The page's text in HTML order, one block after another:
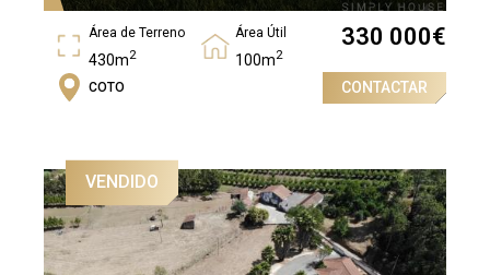
Área de Terreno
430m2
Área Útil
100m2
Quartos
330 000€
COTO CONTACTAR
VENDIDO